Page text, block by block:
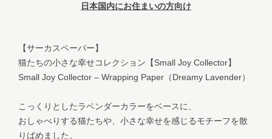
日本国内にお住まいの方向け
【サーカスペーパー】
猫たちの小さな幸せコレクション【Small Joy Collector】
Small Joy Collector – Wrapping Paper（Dreamy Lavender）
こっくりとしたラベンダーカラーをベースに、
おしゃべりする猫たちや、小さな幸せを感じるモチーフを散
りばめました。